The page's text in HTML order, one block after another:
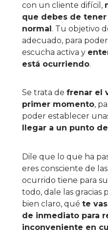
con un cliente difícil,
que debes de
normal. Tu objetivo
adecuado, para
escucha activa y
está ocurriendo.
Se trata de frenar el
primer momento,
poder establecer
llegar a un punto
Dile que lo que ha
eres consciente de
ocurrido tiene para
todo, dale las gracias
bien claro, qué te
de inmediato para
inconveniente en